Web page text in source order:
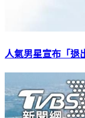
人氣男星宣布「退